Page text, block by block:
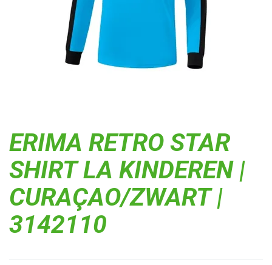
ERIMA RETRO STAR
SHIRT LA KINDEREN |
CURAÇAO/ZWART |
3142110